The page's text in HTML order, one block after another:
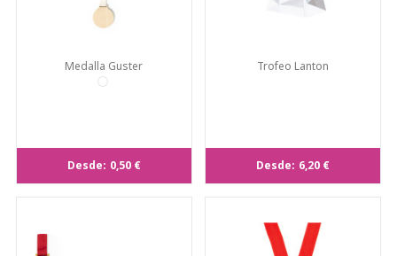
Medalla Guster
Desde: 0,50 €
Trofeo Lanton
Desde: 6,20 €